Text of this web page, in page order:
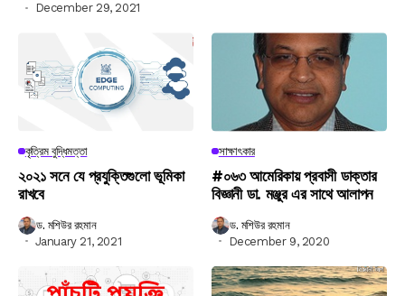
December 29, 2021
কৃত্রিম বুদ্ধিমত্তা
২০২১ সনে যে প্রযুক্তিগুলো ভূমিকা
রাখবে
ড. মশিউর রহমান
January 21, 2021
সাক্ষাৎকার
#০৬৩ আমেরিকায় প্রবাসী ডাক্তার
বিজ্ঞানী ডা. মঞ্জুর এর সাথে আলাপন
ড. মশিউর রহমান
December 9, 2020